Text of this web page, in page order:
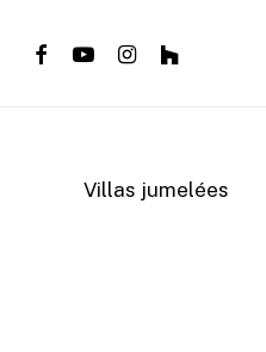
facebookyoutubeinstagram
houzz
Villas jumelées